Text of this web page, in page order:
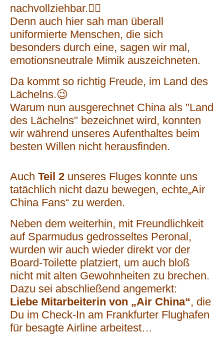
nachvollziehbar.🤷‍♂️
Denn auch hier sah man überall
uniformierte Menschen, die sich
besonders durch eine, sagen wir mal,
emotionsneutrale Mimik auszeichneten.
Da kommt so richtig Freude, im Land des
Lächelns.😉
Warum nun ausgerechnet China als "Land
des Lächelns" bezeichnet wird, konnten
wir während unseres Aufenthaltes beim
besten Willen nicht herausfinden.
Auch Teil 2 unseres Fluges konnte uns
tatächlich nicht dazu bewegen, echte„Air
China Fans“ zu werden.
Neben dem weiterhin, mit Freundlichkeit
auf Sparmudus gedrosseltes Peronal,
wurden wir auch wieder direkt vor der
Board-Toilette platziert, um auch bloß
nicht mit alten Gewohnheiten zu brechen.
Dazu sei abschließend angemerkt:
Liebe Mitarbeiterin von „Air China“, die
Du im Check-In am Frankfurter Flughafen
für besagte Airline arbeitest…